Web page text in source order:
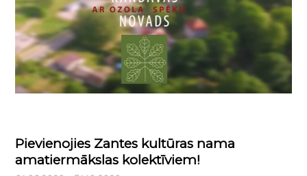
Pievienojies Zantes kultūras nama
amatiermākslas kolektīviem!